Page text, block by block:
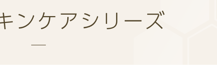
ンケアシリーズ